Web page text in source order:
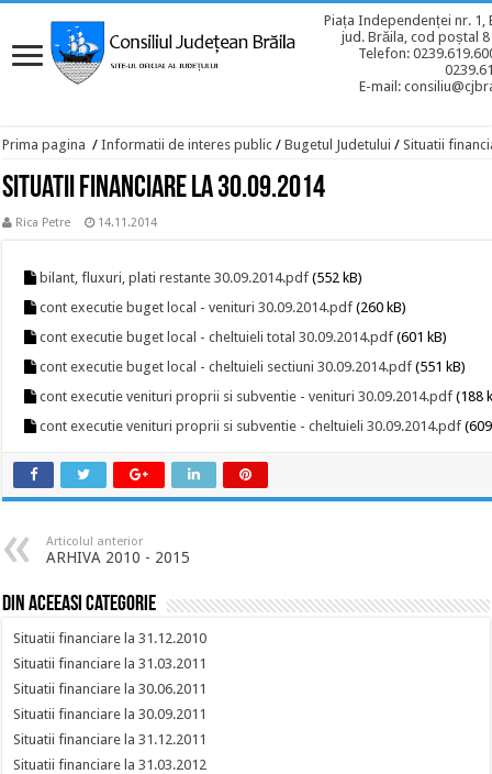
Piața Independenței nr. 1,
jud. Brăila, cod poștal
Telefon:
E-mail:
Prima pagina / Informatii de interes public / Bugetul Judetului / Situatii
Situatii financiare la 30.09.2014
Rica Petre 14.11.2014
bilant, fluxuri, plati restante 30.09.2014.pdf (552 kB)
cont executie buget local - venituri 30.09.2014.pdf (260 kB)
cont executie buget local - cheltuieli total 30.09.2014.pdf (601 kB)
cont executie buget local - cheltuieli sectiuni 30.09.2014.pdf (551 kB)
cont executie venituri proprii si subventie - venituri 30.09.2014.pdf (188
cont executie venituri proprii si subventie - cheltuieli 30.09.2014.pdf
Articolul anterior
ARHIVA 2010 - 2015
Din aceeasi categorie
Situatii financiare la 31.12.2010
Situatii financiare la 31.03.2011
Situatii financiare la 30.06.2011
Situatii financiare la 30.09.2011
Situatii financiare la 31.12.2011
Situatii financiare la 31.03.2012